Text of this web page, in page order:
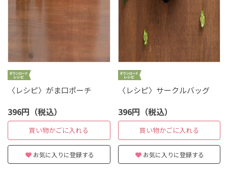
〈レシピ〉がま口ポーチ
396円（税込）
買い物かごに入れる
お気に入りに登録する
〈レシピ〉サークルバッグ
396円（税込）
買い物かごに入れる
お気に入りに登録する